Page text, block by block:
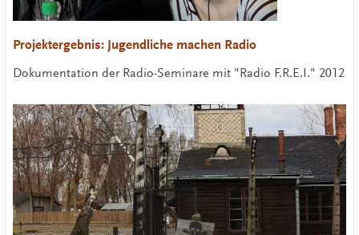
Projektergebnis: Jugendliche machen Radio
Dokumentation der Radio-Seminare mit "Radio F.R.E.I." 2012